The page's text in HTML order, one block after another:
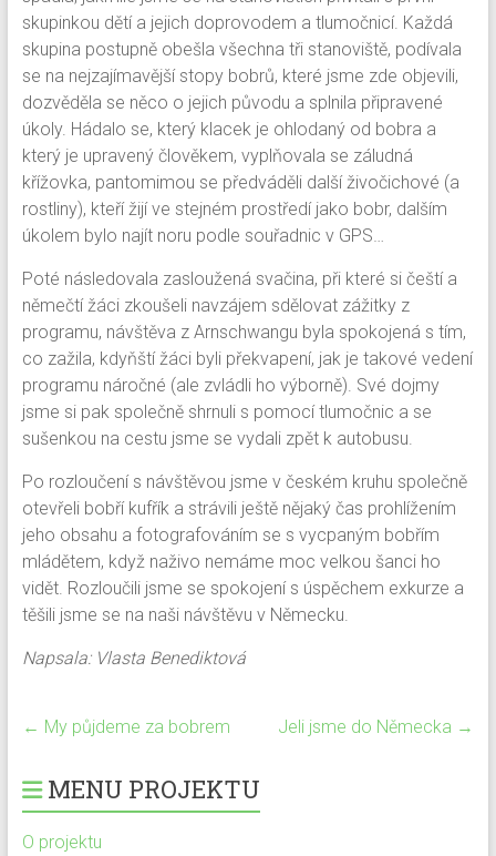
skupinkou dětí a jejich doprovodem a tlumočnicí. Každá
skupina postupně obešla všechna tři stanoviště, podívala
se na nejzajímavější stopy bobrů, které jsme zde objevili,
dozvěděla se něco o jejich původu a splnila připravené
úkoly. Hádalo se, který klacek je ohlodaný od bobra a
který je upravený člověkem, vyplňovala se záludná
křížovka, pantomimou se předváděli další živočichové (a
rostliny), kteří žijí ve stejném prostředí jako bobr, dalším
úkolem bylo najít noru podle souřadnic v GPS…
Poté následovala zasloužená svačina, při které si čeští a
němečtí žáci zkoušeli navzájem sdělovat zážitky z
programu, návštěva z Arnschwangu byla spokojená s tím,
co zažila, kdyňští žáci byli překvapení, jak je takové vedení
programu náročné (ale zvládli ho výborně). Své dojmy
jsme si pak společně shrnuli s pomocí tlumočnic a se
sušenkou na cestu jsme se vydali zpět k autobusu.
Po rozloučení s návštěvou jsme v českém kruhu společně
otevřeli bobří kufřík a strávili ještě nějaký čas prohlížením
jeho obsahu a fotografováním se s vycpaným bobřím
mládětem, když naživo nemáme moc velkou šanci ho
vidět. Rozloučili jsme se spokojení s úspěchem exkurze a
těšili jsme se na naši návštěvu v Německu.
Napsala: Vlasta Benediktová
← My půjdeme za bobrem Jeli jsme do Německa →
MENU PROJEKTU
O projektu